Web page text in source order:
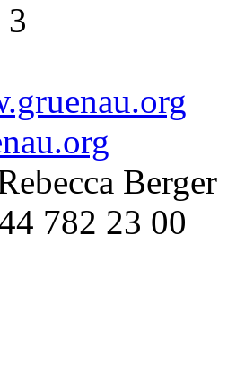
3
Berger
782 23 00